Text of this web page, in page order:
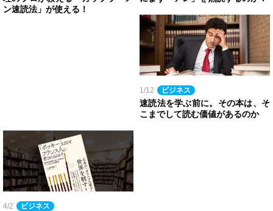
ン速読法」が使える！
1/12 ビジネス
速読法を学ぶ前に。その本は、そ
こまでして読む価値があるのか
4/2 ビジネス